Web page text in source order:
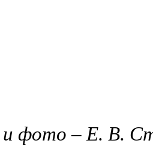
фото – Е. В.